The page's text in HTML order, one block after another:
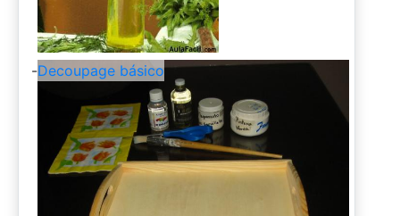
-Decoupage básico